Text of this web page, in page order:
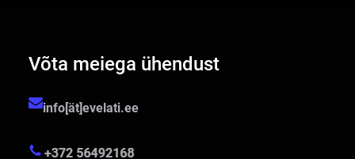
Võta meiega ühendust
info[ät]evelati.ee